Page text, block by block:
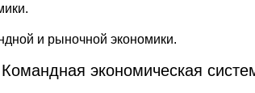
и рыночной экономики.
Командная экономическая